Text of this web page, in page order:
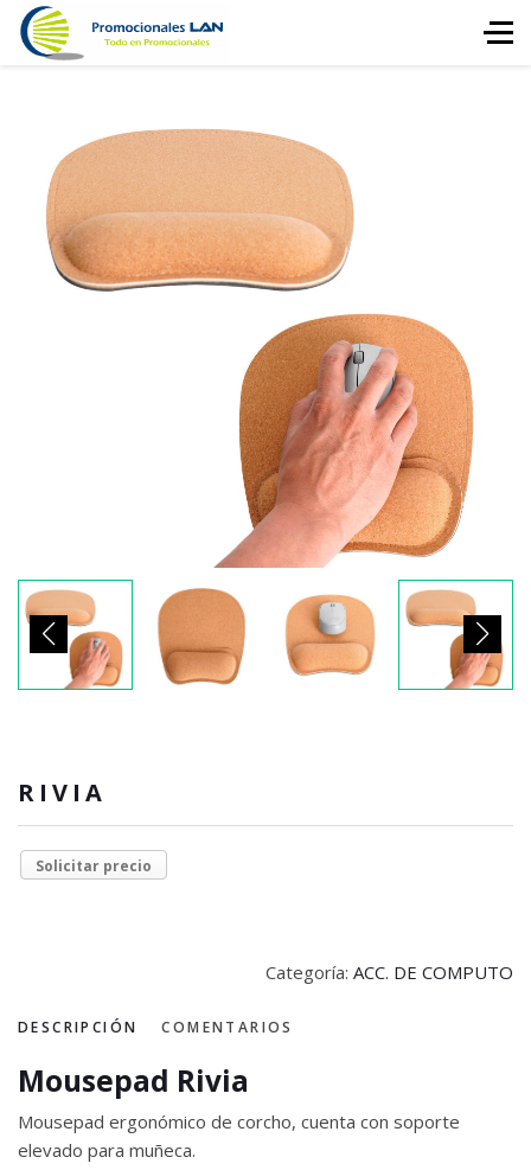
RIVIA
Solicitar precio
Categoría: ACC. DE COMPUTO
DESCRIPCIÓN COMENTARIOS
Mousepad Rivia
Mousepad ergonómico de corcho, cuenta con soporte
elevado para muñeca.